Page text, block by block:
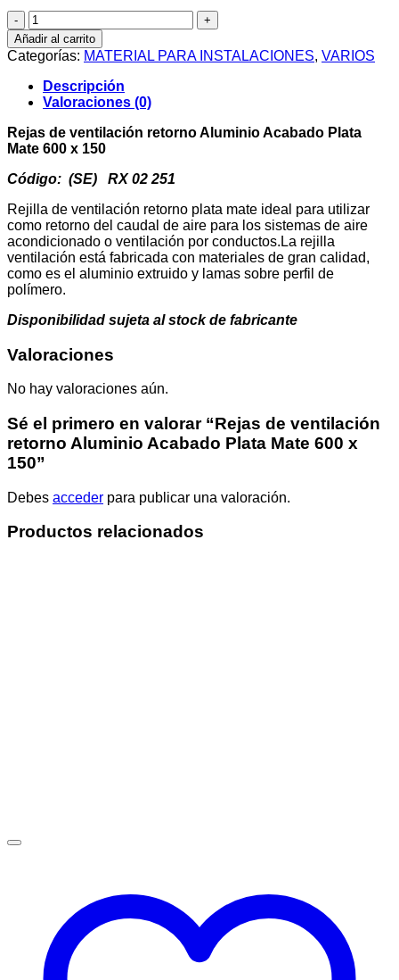
Rejas
de
ventilación
retorno
Aluminio
Acabado
Plata
Mate
600
150
Añadir al carrito
Categorías: MATERIAL PARA INSTALACIONES, VARIOS
Descripción
Valoraciones (0)
Rejas de ventilación retorno Aluminio Acabado Plata
Mate 600 x 150
Código: (SE) RX 02 251
Rejilla de ventilación retorno plata mate ideal para utilizar
como retorno del caudal de aire para los sistemas de aire
acondicionado o ventilación por conductos.La rejilla
ventilación está fabricada con materiales de gran calidad,
como es el aluminio extruido y lamas sobre perfil de
polímero.
Disponibilidad sujeta al stock de fabricante
Valoraciones
No hay valoraciones aún.
Sé el primero en valorar “Rejas de ventilación
retorno Aluminio Acabado Plata Mate 600 x
150”
Debes acceder para publicar una valoración.
Productos relacionados